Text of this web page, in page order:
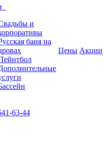
и
баня на
Цены Акции
63-44